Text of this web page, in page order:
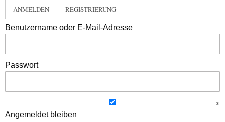
ANMELDEN REGISTRIERUNG
Benutzername oder E-Mail-Adresse
Passwort
Angemeldet bleiben